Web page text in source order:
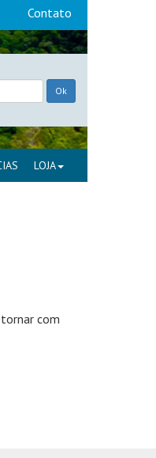
Contato
Ok
LOJA
com